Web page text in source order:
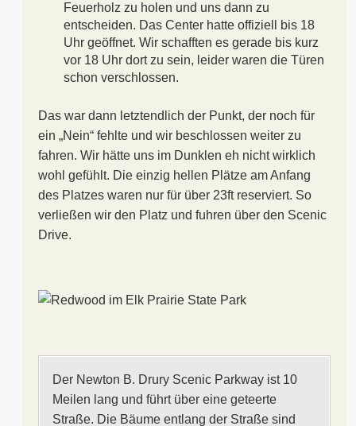
Feuerholz zu holen und uns dann zu
entscheiden. Das Center hatte offiziell bis 18
Uhr geöffnet. Wir schafften es gerade bis kurz
vor 18 Uhr dort zu sein, leider waren die Türen
schon verschlossen.
Das war dann letztendlich der Punkt, der noch für
ein „Nein“ fehlte und wir beschlossen weiter zu
fahren. Wir hätte uns im Dunklen eh nicht wirklich
wohl gefühlt. Die einzig hellen Plätze am Anfang
des Platzes waren nur für über 23ft reserviert. So
verließen wir den Platz und fuhren über den Scenic
Drive.
Der Newton B. Drury Scenic Parkway ist 10
Meilen lang und führt über eine geteerte
Straße. Die Bäume entlang der Straße sind